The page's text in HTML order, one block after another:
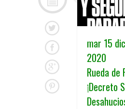
mar 15
2020
Rueda de
¡Decreto